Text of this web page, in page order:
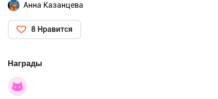
Анна Казанцева
8 Нравится
Награды